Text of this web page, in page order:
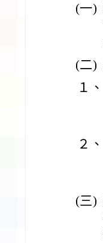
(一)
(二)
１、
２、
(三)